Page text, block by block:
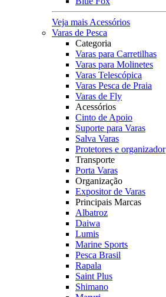
Veja mais Acessórios
Varas de Pesca
Categoria
Varas para Carretilhas
Varas para Molinetes
Varas Telescópica
Varas Pesca de Praia
Varas de Fly
Acessórios
Cinto de Apoio
Suporte para Varas
Salva Varas
Protetores e organizador
Transporte
Porta Varas
Organização
Expositor de Varas
Principais Marcas
Albatroz
Daiwa
Lumis
Marine Sports
Pesca Brasil
Rapala
Saint Plus
Shimano